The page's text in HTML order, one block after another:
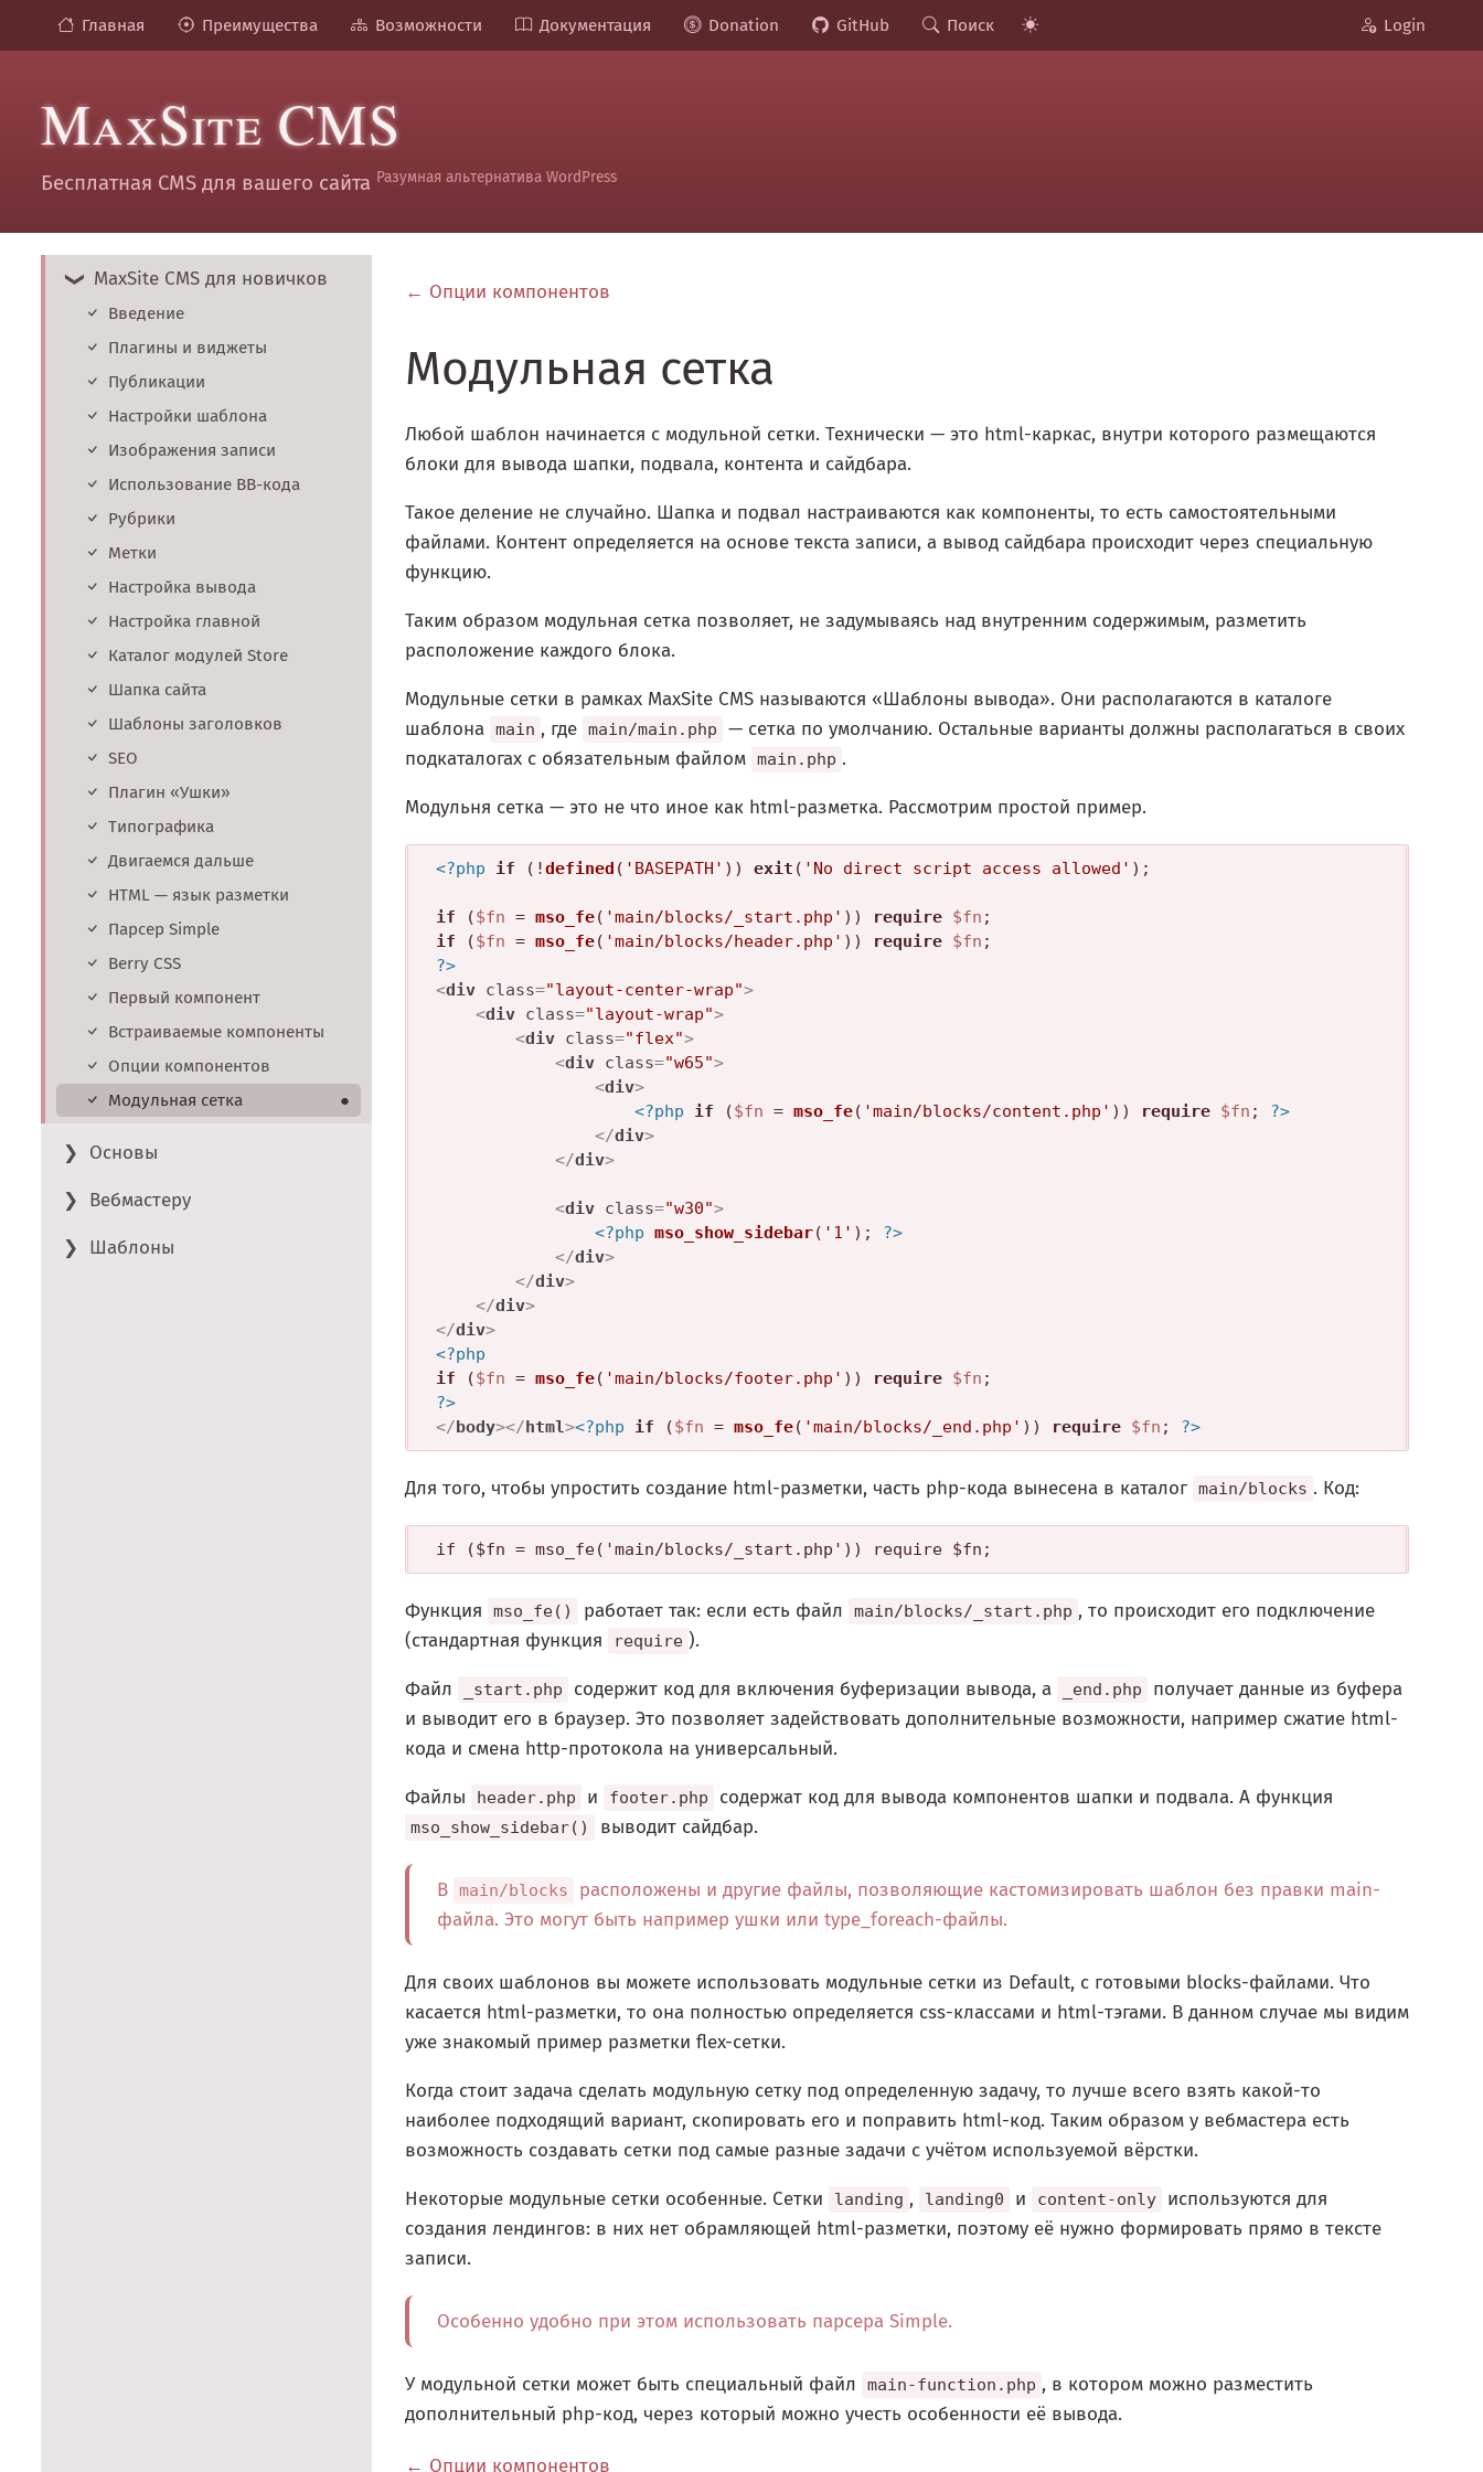
Главная Преимущества Возможности Документация Donation GitHub Поиск Login
MaxSite CMS
Бесплатная CMS для вашего сайта Разумная альтернатива WordPress
MaxSite CMS для новичков
Введение
Плагины и виджеты
Публикации
Настройки шаблона
Изображения записи
Использование BB-кода
Рубрики
Метки
Настройка вывода
Настройка главной
Каталог модулей Store
Шапка сайта
Шаблоны заголовков
SEO
Плагин «Ушки»
Типографика
Двигаемся дальше
HTML — язык разметки
Парсер Simple
Berry CSS
Первый компонент
Встраиваемые компоненты
Опции компонентов
Модульная сетка
●
Основы
Вебмастеру
Шаблоны
Опции компонентов
Модульная сетка
Любой шаблон начинается с модульной сетки. Технически — это html-каркас, внутри которого размещаются
блоки для вывода шапки, подвала, контента и сайдбара.
Такое деление не случайно. Шапка и подвал настраиваются как компоненты, то есть самостоятельными
файлами. Контент определяется на основе текста записи, а вывод сайдбара происходит через специальную
функцию.
Таким образом модульная сетка позволяет, не задумываясь над внутренним содержимым, разметить
расположение каждого блока.
Модульные сетки в рамках MaxSite CMS называются «Шаблоны вывода». Они располагаются в каталоге
шаблона main , где main/main.php
— сетка по умолчанию. Остальные варианты должны располагаться в своих
подкаталогах с обязательным файлом main.php .
Модульня сетка — это не что иное как html-разметка. Рассмотрим простой пример.
<?php if (!defined ( 'BASEPATH' )) exit ( 'No direct script access allowed' );
if ($fn = mso_fe( 'main/blocks/_start.php' )) require $fn
if ($fn = mso_fe( 'main/blocks/header.php' )) require $fn
?>
<div class="layout-center-wrap">
<div class="layout-wrap">
<div class="flex">
<div class="w65">
<div>
<?php
if ($fn = mso_fe( 'main/blocks/content.php' )) require $fn ; ?>
</div>
</div>
<div class="w30">
<?php mso_show_sidebar( '1' ); ?>
</div>
</div>
</div>
</div>
<?php
if ($fn = mso_fe( 'main/blocks/footer.php' )) require $fn
?>
</body></html><?php if ($fn = mso_fe( 'main/blocks/_end.php' )) require $fn ; ?>
Для того, чтобы упростить создание html-разметки, часть php-кода вынесена в каталог main/blocks . Код:
Функция mso_fe() работает так: если есть файл main/blocks/_start.php , то происходит его подключение
(стандартная функция
require ).
Файл _start.php содержит код для включения буферизации вывода, а _end.php
получает данные из буфера
и выводит его в браузер. Это позволяет задействовать дополнительные возможности, например сжатие html-
кода и смена http-протокола на универсальный.
Файлы header.php и footer.php содержат код для вывода компонентов шапки и подвала. А функция
mso_show_sidebar() выводит сайдбар.
В main/blocks
расположены и другие файлы, позволяющие кастомизировать шаблон без правки main-
файла. Это могут быть например ушки или type_foreach-файлы.
Для своих шаблонов вы можете использовать модульные сетки из Default, с готовыми blocks-файлами. Что
касается html-разметки, то она полностью определяется css-классами и html-тэгами. В данном случае мы видим
уже знакомый пример разметки flex-сетки.
Когда стоит задача сделать модульную сетку под определенную задачу, то лучше всего взять какой-то
наиболее подходящий вариант, скопировать его и поправить html-код. Таким образом у вебмастера есть
возможность создавать сетки под самые разные задачи с учётом используемой вёрстки.
Некоторые модульные сетки особенные. Сетки landing , landing0 и content-only
используются для
создания лендингов: в них нет обрамляющей html-разметки, поэтому её нужно формировать прямо в тексте
записи.
Особенно удобно при этом использовать парсера Simple.
У модульной сетки может быть специальный файл main-function.php , в котором можно разместить
дополнительный php-код, через который можно учесть особенности её вывода.
Опции компонентов